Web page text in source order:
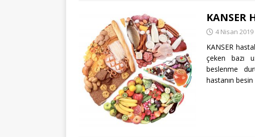
KANSER
4 Nisan 2019
KANSER
çeken bazı
beslenme
hastanın besin